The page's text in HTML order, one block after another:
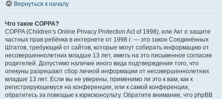
Вернуться к началу
Что такое COPPA?
COPPA (Children’s Online Privacy Protection Act of 1998), или Акт о защите
частных прав ребёнка в интернете от 1998 г. — это закон Соединённых
Штатов, требующий от сайтов, которые могут собирать информацию от
несовершеннолетних младше 13 лет, иметь на это письменное согласие
родителей. Допустимо наличие иного вида подтверждения того, что
опекуны разрешают сбор личной информации от несовершеннолетних
младше 13 лет. Если вы не уверены, применимо ли это к вам, как к
регистрирующемуся на конференции, или к самой конференции,
обратитесь за помощью к юрисконсульту. Обратите внимание, что phpBB